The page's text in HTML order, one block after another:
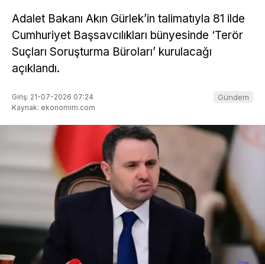
Adalet Bakanı Akın Gürlek’in talimatıyla 81 ilde
Cumhuriyet Başsavcılıkları bünyesinde ‘Terör
Suçları Soruşturma Büroları’ kurulacağı
açıklandı.
Giriş: 21-07-2026 07:24
Kaynak: ekonomim.com
Gündem